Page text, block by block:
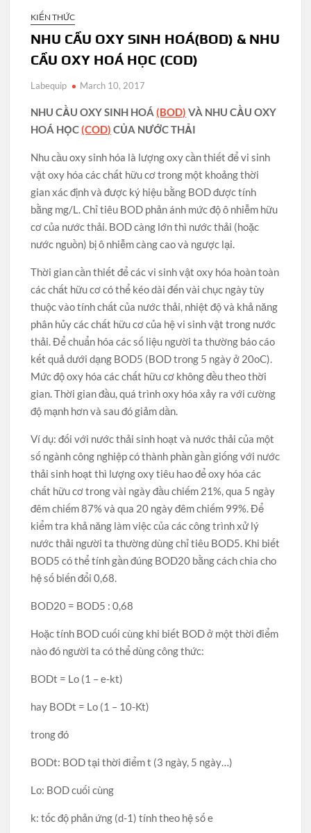
KIẾN THỨC
NHU CẦU OXY SINH HOÁ(BOD) & NHU
CẦU OXY HOÁ HỌC (COD)
Labequip March 10, 2017
NHU CẦU OXY SINH HOÁ(BOD) VÀ NHU CẦU OXY
HOÁ HỌC(COD) CỦA NƯỚC THẢI
Nhu cầu oxy sinh hóa là lượng oxy cần thiết để vi sinh
vật oxy hóa các chất hữu cơ trong một khoảng thời
gian xác định và được ký hiệu bằng BOD được tính
bằng mg/L. Chỉ tiêu BOD phản ánh mức độ ô nhiễm hữu
cơ của nước thải. BOD càng lớn thì nước thải (hoặc
nước nguồn) bị ô nhiễm càng cao và ngược lại.
Thời gian cần thiết để các vi sinh vật oxy hóa hoàn toàn
các chất hữu cơ có thể kéo dài đến vài chục ngày tùy
thuộc vào tính chất của nước thải, nhiệt độ và khả năng
phân hủy các chất hữu cơ của hệ vi sinh vật trong nước
thải. Để chuẩn hóa các số liệu người ta thường báo cáo
kết quả dưới dạng BOD5 (BOD trong 5 ngày ở 20oC).
Mức độ oxy hóa các chất hữu cơ không đều theo thời
gian. Thời gian đầu, quá trình oxy hóa xảy ra với cường
độ mạnh hơn và sau đó giảm dần.
Ví dụ: đối với nước thải sinh hoạt và nước thải của một
số ngành công nghiệp có thành phần gần giống với nước
thải sinh hoạt thì lượng oxy tiêu hao để oxy hóa các
chất hữu cơ trong vài ngày đầu chiếm 21%, qua 5 ngày
đêm chiếm 87% và qua 20 ngày đêm chiếm 99%. Để
kiểm tra khả năng làm việc của các công trình xử lý
nước thải người ta thường dùng chỉ tiêu BOD5. Khi biết
BOD5 có thể tính gần đúng BOD20 bằng cách chia cho
hệ số biến đổi 0,68.
BOD20 = BOD5 : 0,68
Hoặc tính BOD cuối cùng khi biết BOD ở một thời điểm
nào đó người ta có thể dùng công thức:
BODt = Lo (1 – e-kt)
hay BODt = Lo (1 – 10-Kt)
trong đó
BODt: BOD tại thời điểm t (3 ngày, 5 ngày…)
Lo: BOD cuối cùng
k: tốc độ phản ứng (d-1) tính theo hệ số e